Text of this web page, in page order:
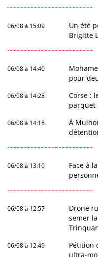
06/08 à 15:09
Un été
Brigitte
06/08 à 14:40
pour
06/08 à 14:28
Corse :
parquet
06/08 à 14:18
À
06/08 à 13:10
Face à
06/08 à 12:57
Drone
semer
06/08 à 12:49
Pétition
ultra-